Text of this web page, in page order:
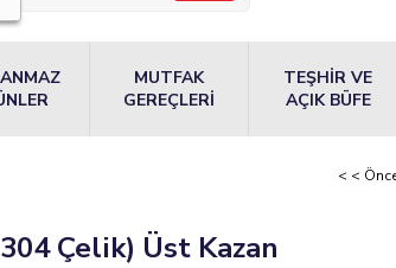
MUTFAK
GEREÇLERİ
TEŞHİR VE
AÇIK BÜFE
< <
Çelik) Üst Kazan